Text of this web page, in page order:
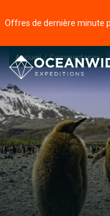
Accueil Commentaires